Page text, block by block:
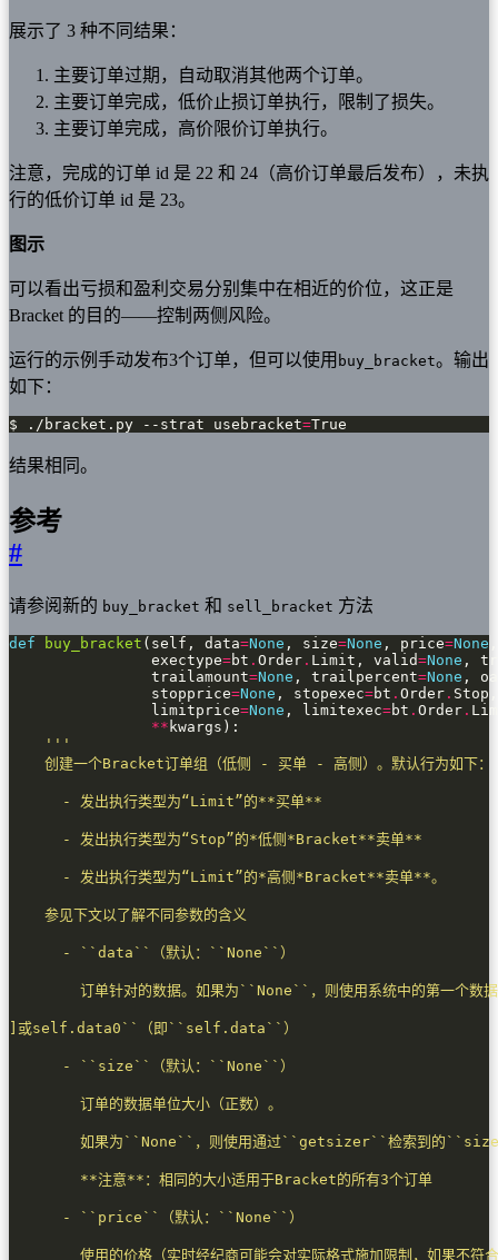
展示了 3 种不同结果：
主要订单过期，自动取消其他两个订单。
主要订单完成，低价止损订单执行，限制了损失。
主要订单完成，高价限价订单执行。
注意，完成的订单 id 是 22 和 24（高价订单最后发布），未执
行的低价订单 id 是 23。
图示
可以看出亏损和盈利交易分别集中在相近的价位，这正是
Bracket 的目的——控制两侧风险。
运行的示例手动发布3个订单，但可以使用 buy_bracket。输出
如下：
$ ./bracket.py --strat usebracket=True
结果相同。
参考
#
请参阅新的 buy_bracket 和 sell_bracket 方法
def buy_bracket (self, data=None , size=None , price=None
                exectype
=bt . Order . Limit, valid=None ,
                trailamount
=None , trailpercent=None ,
                stopprice
=None , stopexec=bt . Order .
                limitprice
=None , limitexec=bt . Order .
**